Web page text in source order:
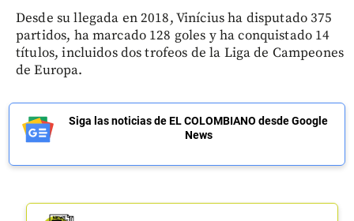
Desde su llegada en 2018, Vinícius ha disputado 375
partidos, ha marcado 128 goles y ha conquistado 14
títulos, incluidos dos trofeos de la Liga de Campeones
de Europa.
Siga las noticias de EL COLOMBIANO desde Google
News